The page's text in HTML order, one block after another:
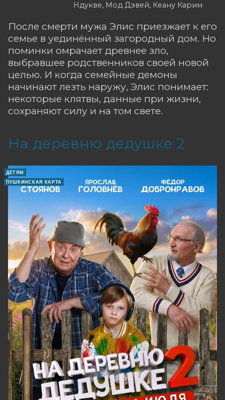
Ндукве, Мод Дэвей, Кеану Карим
После смерти мужа Элис приезжает к его
семье в уединённый загородный дом. Но
поминки омрачает древнее зло,
выбравшее родственников своей новой
целью. И когда семейные демоны
начинают лезть наружу, Элис понимает:
некоторые клятвы, данные при жизни,
сохраняют силу и на том свете.
На деревню дедушке 2
ДЕТЯМ
ПУШКИНСКАЯ КАРТА